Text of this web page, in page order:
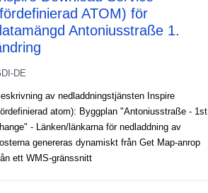
ATOM) för
Antoniusstraße 1.
DE
av nedladdningstjänsten Inspire
atom): Byggplan "Antoniusstraße - 1st
- Länken/länkarna för nedladdning av
genereras dynamiskt från Get Map-anrop
ett WMS-gränssnitt